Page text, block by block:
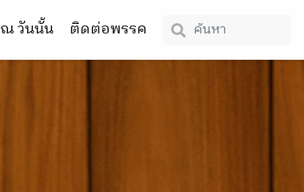
ณ วันนั้น ติดต่อพรรค